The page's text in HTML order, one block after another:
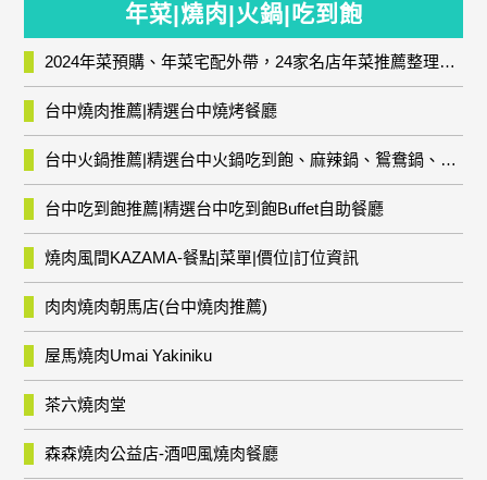
年菜|燒肉|火鍋|吃到飽
2024年菜預購、年菜宅配外帶，24家名店年菜推薦整理，圍爐輕鬆上菜團圓趣
台中燒肉推薦|精選台中燒烤餐廳
台中火鍋推薦|精選台中火鍋吃到飽、麻辣鍋、鴛鴦鍋、石頭火鍋、酸菜白肉鍋、海鮮鍋、燒酒雞、麻油雞、壽喜燒等熱門人氣火鍋店!
台中吃到飽推薦|精選台中吃到飽Buffet自助餐廳
燒肉風間KAZAMA-餐點|菜單|價位|訂位資訊
肉肉燒肉朝馬店(台中燒肉推薦)
屋馬燒肉Umai Yakiniku
茶六燒肉堂
森森燒肉公益店-酒吧風燒肉餐廳